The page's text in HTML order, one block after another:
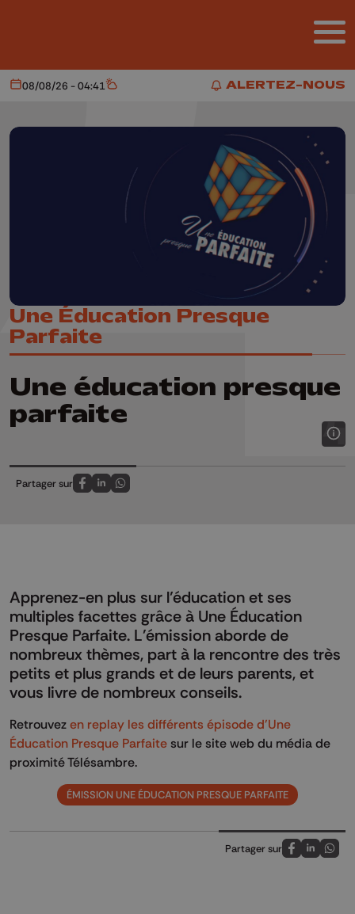
ALERTEZ-NOUS
ALERTEZ-NOUS
Aujourd'hui
08/08/26 - 04:41 Météo
Une Éducation Presque
Parfaite
Une éducation presque
parfaite
Partager sur
Partagez sur FaceBook
Partagez sur LinkedIn
Partagez sur Whatsapp
Apprenez-en plus sur l’éducation et ses
multiples facettes grâce à Une Éducation
Presque Parfaite. L'émission aborde de
nombreux thèmes, part à la rencontre des très
petits et plus grands et de leurs parents, et
vous livre de nombreux conseils.
Retrouvez en replay les différents épisode d'Une
Éducation Presque Parfaite sur le site web du média de
proximité Télésambre.
ÉMISSION UNE ÉDUCATION PRESQUE PARFAITE
Partager sur
Partagez sur
Partagez